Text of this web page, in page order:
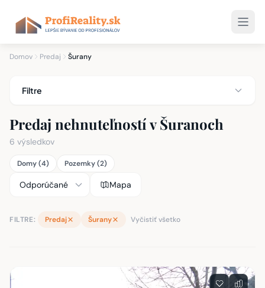
Domov Predaj Šurany
Filtre
Predaj nehnuteľností v Šuranoch
6 výsledkov
Domy (4) Pozemky (2)
Mapa
FILTRE: Predaj Šurany Vyčistiť všetko
Zoznam nehnuteľností